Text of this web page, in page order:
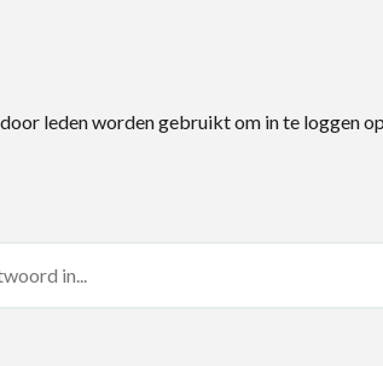
leden worden gebruikt om in te loggen